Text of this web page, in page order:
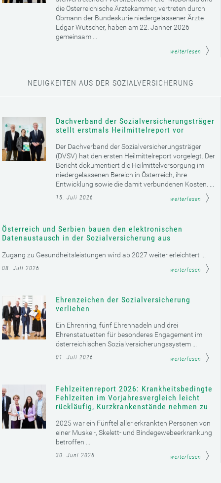
die Österreichische Ärztekammer, vertreten durch
Obmann der Bundeskurie niedergelassener Ärzte
Edgar Wutscher, haben am 22. Jänner 2026
gemeinsam ...
weiterlesen
NEUIGKEITEN AUS DER SOZIALVERSICHERUNG
Dachverband der Sozialversicherungsträger
stellt erstmals Heilmittelreport vor
Der Dachverband der Sozialversicherungsträger
(DVSV) hat den ersten Heilmittelreport vorgelegt. Der
Bericht dokumentiert die Heilmittelversorgung im
niedergelassenen Bereich in Österreich, ihre
Entwicklung sowie die damit verbundenen Kosten. ...
15. Juli 2026 weiterlesen
Österreich und Serbien bauen den elektronischen
Datenaustausch in der Sozialversicherung aus
Zugang zu Gesundheitsleistungen wird ab 2027 weiter erleichtert ...
08. Juli 2026 weiterlesen
Ehrenzeichen der Sozialversicherung
verliehen
Ein Ehrenring, fünf Ehrennadeln und drei
Ehrenstatuetten für besonderes Engagement im
österreichischen Sozialversicherungssystem ...
01. Juli 2026 weiterlesen
Fehlzeitenreport 2026: Krankheitsbedingte
Fehlzeiten im Vorjahresvergleich leicht
rückläufig, Kurzkrankenstände nehmen zu
2025 war ein Fünftel aller erkrankten Personen von
einer Muskel-, Skelett- und Bindegewebeerkrankung
betroffen ...
30. Juni 2026 weiterlesen